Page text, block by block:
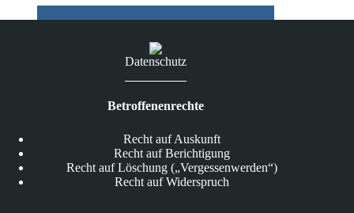
Datenschutz
Betroffenenrechte
Recht auf Auskunft
Recht auf Berichtigung
Recht auf Löschung („Vergessenwerden“)
Recht auf Widerspruch